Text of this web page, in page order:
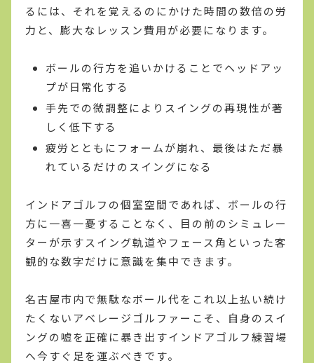
るには、それを覚えるのにかけた時間の数倍の労
力と、膨大なレッスン費用が必要になります。
ボールの行方を追いかけることでヘッドアッ
プが日常化する
手先での微調整によりスイングの再現性が著
しく低下する
疲労とともにフォームが崩れ、最後はただ暴
れているだけのスイングになる
インドアゴルフの個室空間であれば、ボールの行
方に一喜一憂することなく、目の前のシミュレー
ターが示すスイング軌道やフェース角といった客
観的な数字だけに意識を集中できます。
名古屋市内で無駄なボール代をこれ以上払い続け
たくないアベレージゴルファーこそ、自身のスイ
ングの嘘を正確に暴き出すインドアゴルフ練習場
へ今すぐ足を運ぶべきです。